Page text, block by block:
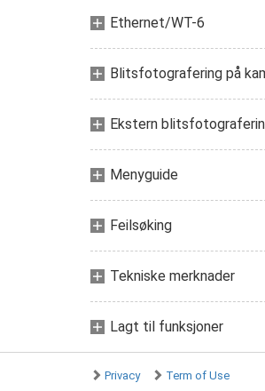
Ethernet/WT-6
Blitsfotografering på
Ekstern
Menyguide
Feilsøking
Tekniske merknader
Lagt til funksjoner
Privacy Term of Use